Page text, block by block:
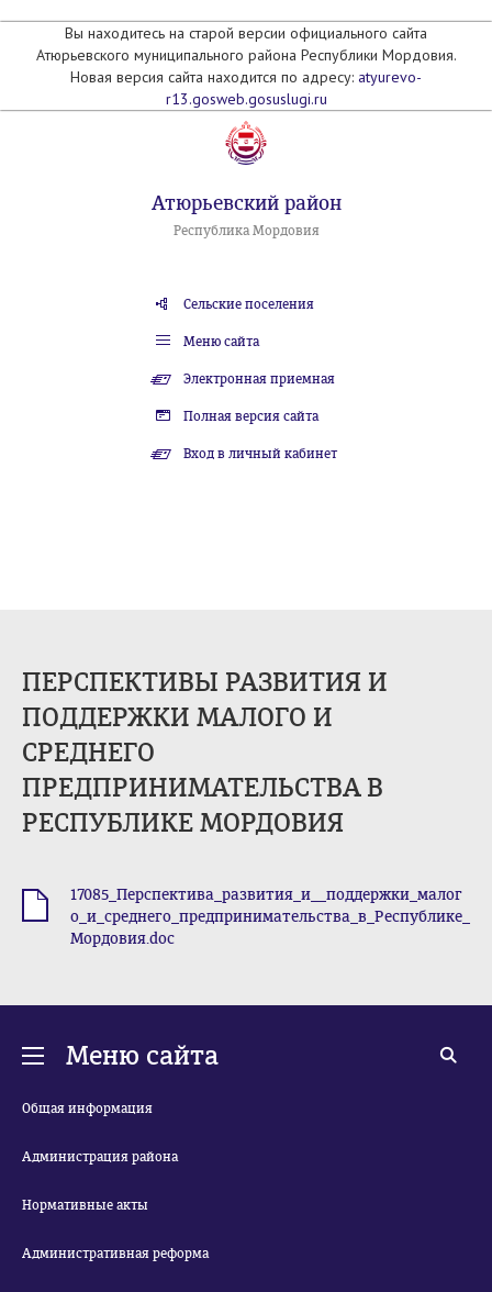
Вы находитесь на старой версии официального сайта
Атюрьевского муниципального района Республики Мордовия.
Новая версия сайта находится по адресу: atyurevo-
r13.gosweb.gosuslugi.ru
Атюрьевский район
Республика Мордовия
Сельские поселения
Меню сайта
Электронная приемная
Полная версия сайта
Вход в личный кабинет
ПЕРСПЕКТИВЫ РАЗВИТИЯ И
ПОДДЕРЖКИ МАЛОГО И
СРЕДНЕГО
ПРЕДПРИНИМАТЕЛЬСТВА В
РЕСПУБЛИКЕ МОРДОВИЯ
17085_Перспектива_развития_и__поддержки_малог
о_и_среднего_предпринимательства_в_Республике_
Мордовия.doc
Меню сайта
Общая информация
Администрация района
Нормативные акты
Административная реформа